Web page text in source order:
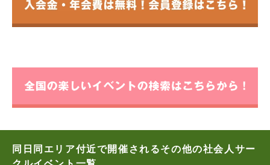
同日同エリア付近で開催されるその他の社会人サー